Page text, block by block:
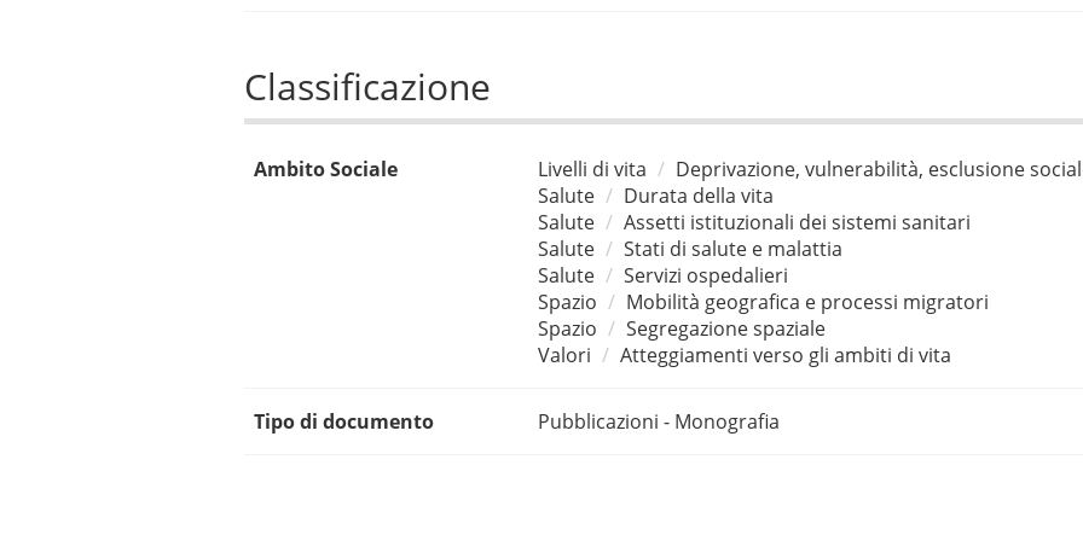
Classificazione
Ambito Sociale Livelli di vita
Deprivazione, vulnerabilità, esclusione
Salute
Durata della vita
Salute
Assetti istituzionali dei sistemi sanitari
Salute
Stati di salute e malattia
Salute
Servizi ospedalieri
Spazio
Mobilità geografica e processi migratori
Spazio
Segregazione spaziale
Valori
Atteggiamenti verso gli ambiti di vita
Tipo di documento Pubblicazioni - Monografia